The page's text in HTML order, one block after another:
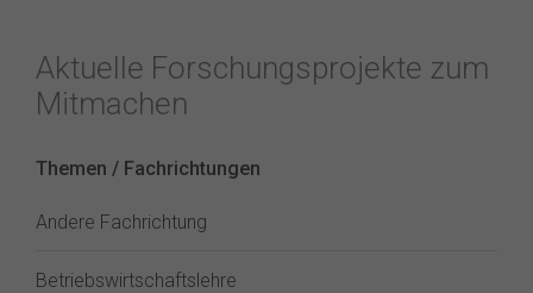
Aktuelle Forschungsprojekte zum
Mitmachen
Themen / Fachrichtungen
Andere Fachrichtung
Betriebswirtschaftslehre